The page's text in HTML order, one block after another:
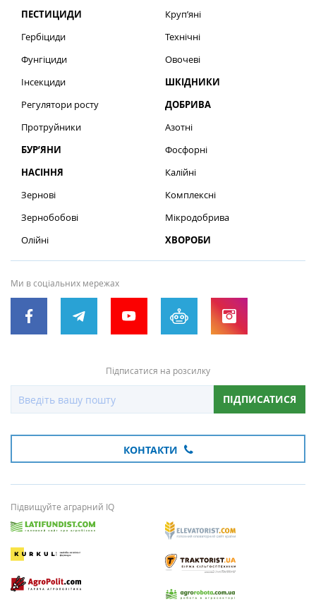
ПЕСТИЦИДИ
Гербіциди
Фунгіциди
Інсекциди
Регулятори росту
Протруйники
БУР’ЯНИ
НАСІННЯ
Зернові
Зернобобові
Олійні
Круп’яні
Технічні
Овочеві
ШКІДНИКИ
ДОБРИВА
Азотні
Фосфорні
Калійні
Комплексні
Мікродобрива
ХВОРОБИ
Ми в соціальних мережах
Підписатися на розсилку
ПІДПИСАТИСЯ
КОНТАКТИ
Підвищуйте аграрний IQ